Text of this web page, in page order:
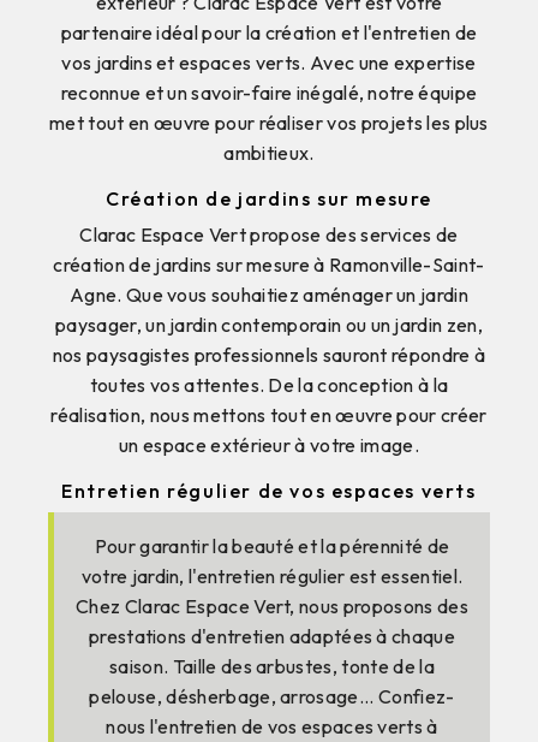
partenaire idéal pour la création et l'entretien de
vos jardins et espaces verts. Avec une expertise
reconnue et un savoir-faire inégalé, notre équipe
met tout en œuvre pour réaliser vos projets les plus
ambitieux.
Création de jardins sur mesure
Clarac Espace Vert propose des services de
création de jardins sur mesure à Ramonville-Saint-
Agne. Que vous souhaitiez aménager un jardin
paysager, un jardin contemporain ou un jardin zen,
nos paysagistes professionnels sauront répondre à
toutes vos attentes. De la conception à la
réalisation, nous mettons tout en œuvre pour créer
un espace extérieur à votre image.
Entretien régulier de vos espaces verts
Pour garantir la beauté et la pérennité de
votre jardin, l'entretien régulier est essentiel.
Chez Clarac Espace Vert, nous proposons des
prestations d'entretien adaptées à chaque
saison. Taille des arbustes, tonte de la
pelouse, désherbage, arrosage... Confiez-
nous l'entretien de vos espaces verts à